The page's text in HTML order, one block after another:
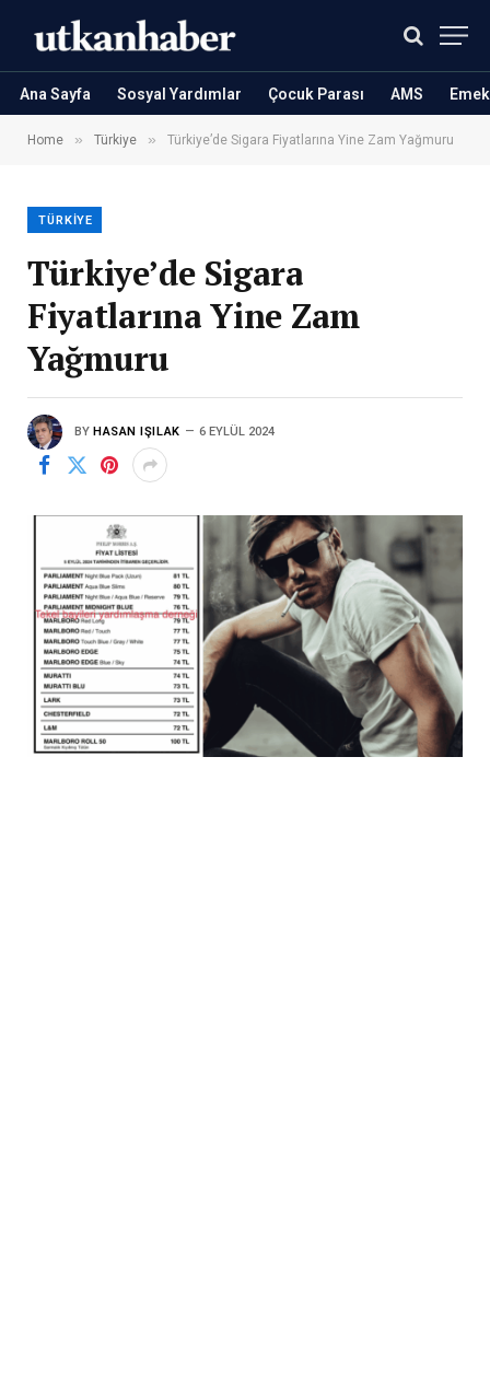
Ana Sayfa Sosyal Yardımlar Çocuk Parası AMS
Home » Türkiye » Türkiye’de Sigara Fiyatlarına Yine Zam Yağmuru
TÜRKIYE
Türkiye’de Sigara
Fiyatlarına Yine Zam
Yağmuru
BY HASAN IŞILAK 6 EYLÜL 2024